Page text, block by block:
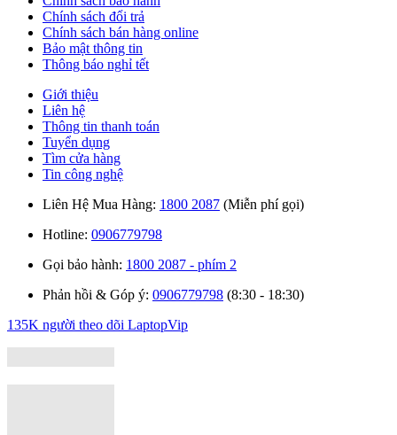
Chính sách đổi trả
Chính sách bán hàng online
Bảo mật thông tin
Thông báo nghỉ tết
Giới thiệu
Liên hệ
Thông tin thanh toán
Tuyển dụng
Tìm cửa hàng
Tin công nghệ
Liên Hệ Mua Hàng: 1800 2087 (Miễn phí gọi)
Hotline: 0906779798
Gọi bảo hành: 1800 2087 - phím 2
Phản hồi & Góp ý: 0906779798 (8:30 - 18:30)
135K người theo dõi LaptopVip